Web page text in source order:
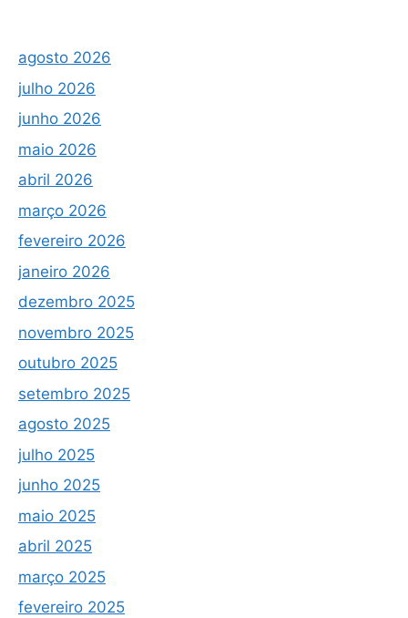
agosto 2026
julho 2026
junho 2026
maio 2026
abril 2026
março 2026
fevereiro 2026
janeiro 2026
dezembro 2025
novembro 2025
outubro 2025
setembro 2025
agosto 2025
julho 2025
junho 2025
maio 2025
abril 2025
março 2025
fevereiro 2025